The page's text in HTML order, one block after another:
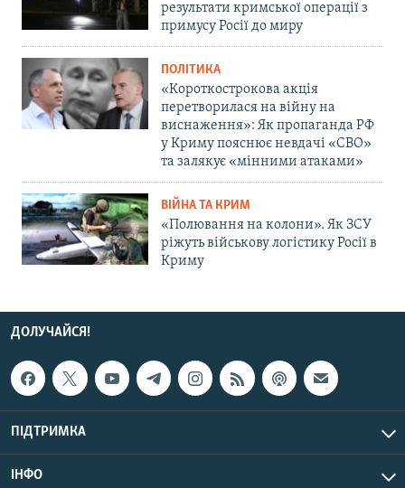
результати кримської операції з
примусу Росії до миру
ПОЛІТИКА
«Короткострокова акція
перетворилася на війну на
виснаження»: Як пропаганда РФ
у Криму пояснює невдачі «СВО»
та залякує «мінними атаками»
ВІЙНА ТА КРИМ
«Полювання на колони». Як ЗСУ
ріжуть військову логістику Росії в
Криму
ДОЛУЧАЙСЯ!
ПІДТРИМКА
ІНФО